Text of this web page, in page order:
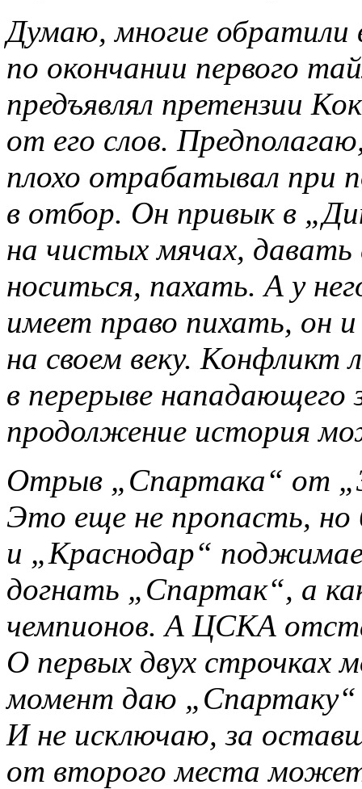
Думаю, многие обратили
по окончании первого
предъявлял претензии
от его слов.
плохо отрабатывал при
в отбор. Он привык в
на чистых мячах, давать
носиться, пахать. А у
имеет право пихать, он
на своем веку.
в перерыве
продолжение история
Отрыв „Спартака“ от
Это еще не пропасть, но
и „Краснодар“
догнать „Спартак“, а
чемпионов. А ЦСКА
О первых двух
момент даю „Спартаку“
И не исключаю, за
от второго места может